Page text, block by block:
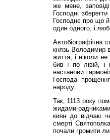
же мене,
Господні
Господнє про що
один одного, і
Автобіографічна
князь Володимир
життя, і ніколи
бив і по лівій, і
настанови
Господа
народу.
Так, 1113 року
жидами-радниками
киян до відчаю
смерті
почали громити